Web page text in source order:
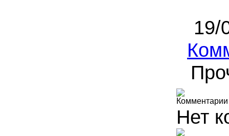
19/
Комментарии
Нет